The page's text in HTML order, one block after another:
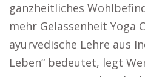
ganzheitliches
mehr Gelassenheit Yoga
ayurvedische Lehre aus
Leben“ bedeutet, legt